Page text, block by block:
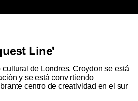
Line'
cultural de Londres, Croydon se está
y se está convirtiendo
centro de creatividad en el sur